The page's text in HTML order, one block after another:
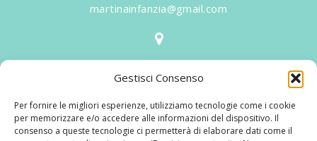
Gestisci Consenso
Per fornire le migliori esperienze, utilizziamo tecnologie come i cookie
per memorizzare e/o accedere alle informazioni del dispositivo. Il
consenso a queste tecnologie ci permetterà di elaborare dati come il
martinainfanzia@gmail.com
V.le Tiziano, 20 - 42046 Reggiolo
Martina per l'Infanzia, un nome ed un progetto che
nasce prima di tutto da una provata esperienza